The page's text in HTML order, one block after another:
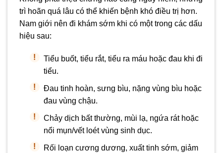
trì hoãn quá lâu có thể khiến bệnh khó điều trị hơn.
Nam giới nên đi khám sớm khi có một trong các dấu
hiệu sau:
Tiểu buốt, tiểu rắt, tiểu ra máu hoặc đau khi đi
tiểu.
Đau tinh hoàn, sưng bìu, nặng vùng bìu hoặc
đau vùng chậu.
Chảy dịch bất thường, mùi lạ, ngứa rát hoặc
nổi mụn/vết loét vùng sinh dục.
Rối loạn cương dương, xuất tinh sớm, giảm